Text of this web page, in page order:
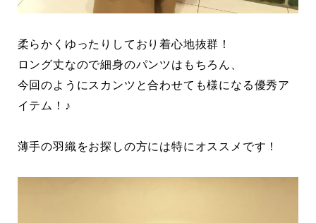
柔らかくゆったりしており着心地抜群！
ロング丈なので細身のパンツはもちろん、
今回のようにスカンツと合わせても様になる優秀ア
イテム！♪
薄手の羽織をお探しの方には特にオススメです！